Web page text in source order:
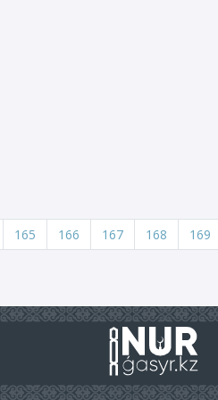
165 166 167 168 169